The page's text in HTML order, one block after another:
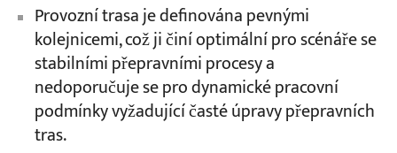
Provozní trasa je definována pevnými
kolejnicemi, což ji činí optimální pro scénáře se
stabilními přepravními procesy a
nedoporučuje se pro dynamické pracovní
podmínky vyžadující časté úpravy přepravních
tras.